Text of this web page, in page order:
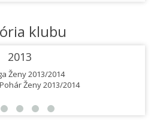
klubu
2013
Ženy 2013/2014
Ženy 2013/2014